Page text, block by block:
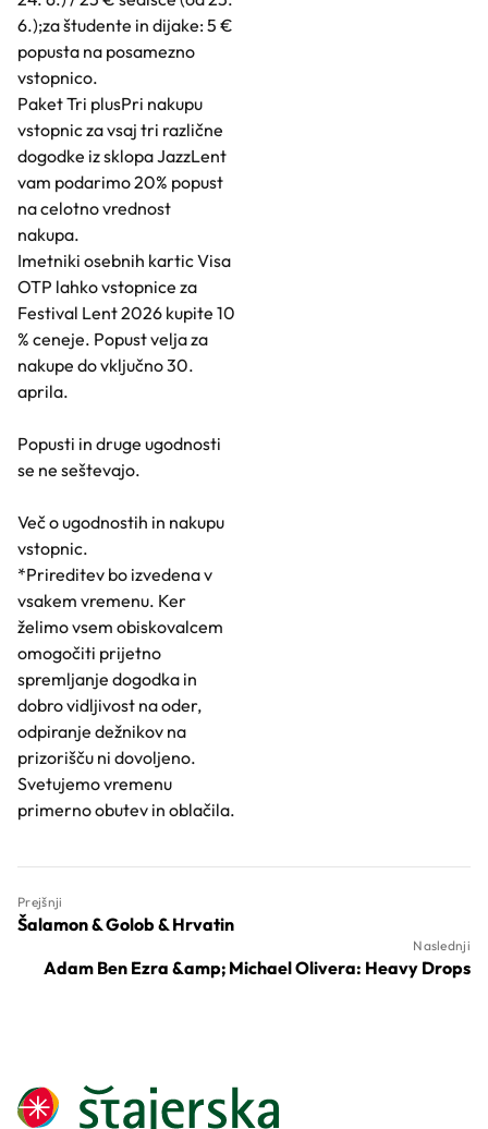
6.);za študente in dijake: 5 €
popusta na posamezno
vstopnico.
Paket Tri plusPri nakupu
vstopnic za vsaj tri različne
dogodke iz sklopa JazzLent
vam podarimo 20% popust
na celotno vrednost
nakupa.
Imetniki osebnih kartic Visa
OTP lahko vstopnice za
Festival Lent 2026 kupite 10
% ceneje. Popust velja za
nakupe do vključno 30.
aprila.
Popusti in druge ugodnosti
se ne seštevajo.
Več o ugodnostih in nakupu
vstopnic.
*Prireditev bo izvedena v
vsakem vremenu. Ker
želimo vsem obiskovalcem
omogočiti prijetno
spremljanje dogodka in
dobro vidljivost na oder,
odpiranje dežnikov na
prizorišču ni dovoljeno.
Svetujemo vremenu
primerno obutev in oblačila.
Prejšnji
Šalamon & Golob & Hrvatin
Naslednji
Adam Ben Ezra &amp; Michael Olivera: Heavy Drops